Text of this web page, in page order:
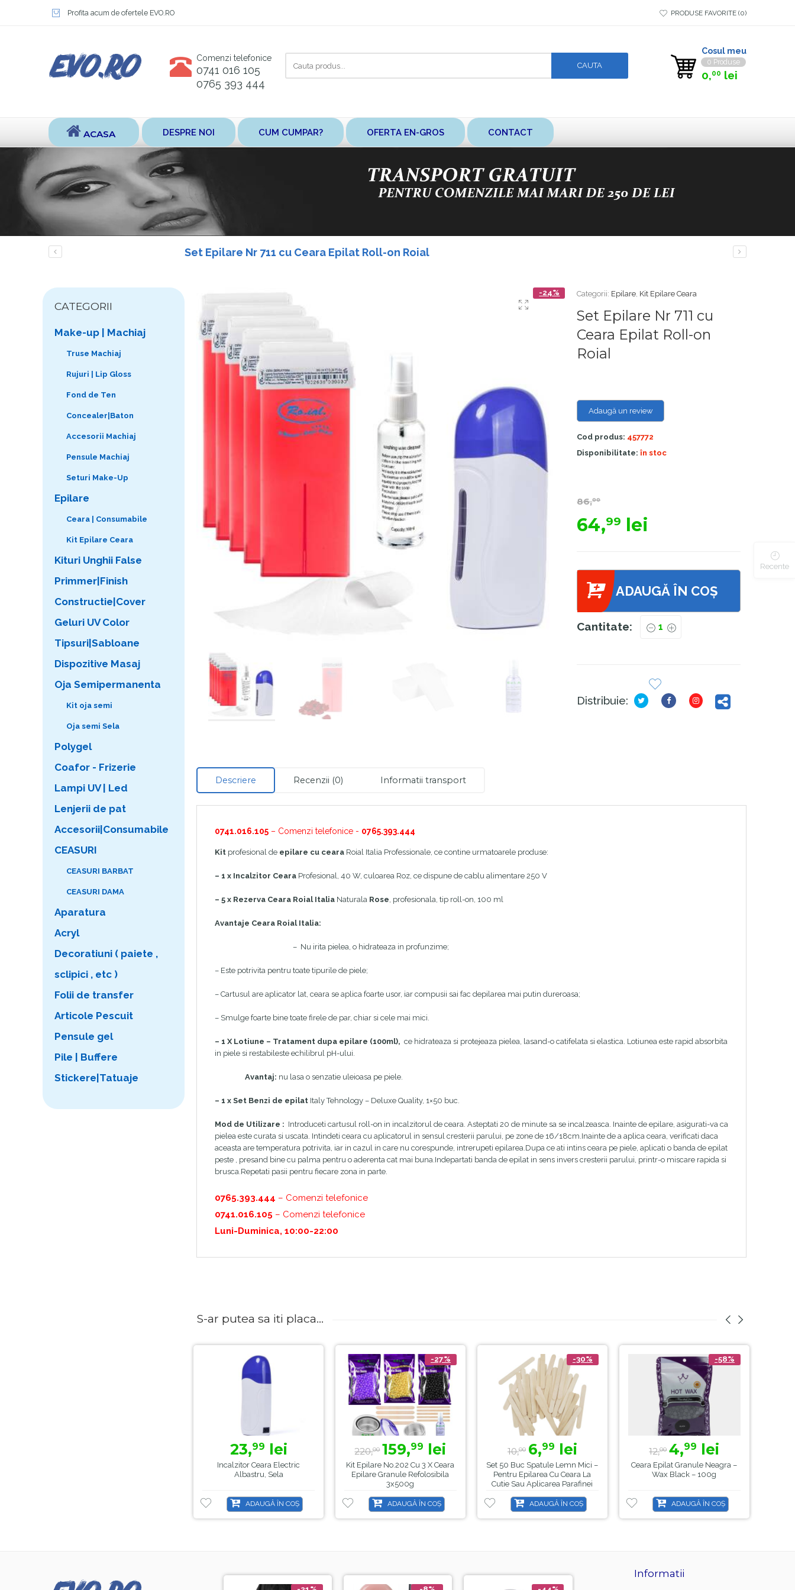
Profita acum de ofertele EVO.RO PRODUSE FAVORITE 0
Comenzi telefonice
0741 016 105
0765 393 444
aici
Cosul meu
0 Produse
0,00 lei
ACASA DESPRE NOI CUM CUMPAR? OFERTA EN-GROS CONTACT
Set Epilare Nr 711 cu Ceara Epilat Roll-on Roial
-24% Categorii: Epilare, Kit Epilare Ceara
Set Epilare Nr 711 cu
Ceara Epilat Roll-on
Roial
Adaugă un review
Cod produs: 457772
Disponibilitate: în stoc
86,00
64,99 lei
ADAUGĂ ÎN COȘ
Cantitate:
Distribuie:
Descriere Recenzii (0) Informatii transport
0741.016.105 – Comenzi telefonice - 0765.393.444
Kit profesional de epilare cu ceara Roial Italia Professionale, ce contine urmatoarele produse:
– 1 x Incalzitor Ceara Profesional, 40 W, culoarea Roz, ce dispune de cablu alimentare 250 V
– 5 x Rezerva Ceara RoialItalia Naturala Rose , profesionala, tip roll-on, 100 ml
Avantaje Ceara Roial Italia:
– Nu irita pielea, o hidrateaza in profunzime;
– Este potrivita pentru toate tipurile de piele;
– Cartusul are aplicator lat, ceara se aplica foarte usor, iar compusii sai fac depilarea mai putin dureroasa;
– Smulge foarte bine toate firele de par, chiar si cele mai mici.
– 1 X Lotiune – Tratament dupa epilare (100ml), ce hidrateaza si protejeaza pielea, lasand-o catifelata si elastica. Lotiunea este rapid absorbita
in piele si restabileste echilibrul pH-ului.
Avantaj: nu lasa o senzatie uleioasa pe piele.
– 1 x Set Benzi de epilat Italy Tehnology – Deluxe Quality, 1×50 buc.
Mod de Utilizare : Introduceti cartusul roll-on in incalzitorul de ceara. Asteptati 20 de minute sa se incalzeasca. Inainte de epilare, asigurati-va ca
pielea este curata si uscata. Intindeti ceara cu aplicatorul in sensul cresterii parului, pe zone de 16/18cm.Inainte de a aplica ceara, verificati daca
aceasta are temperatura potrivita, iar in cazul in care nu corespunde, intrerupeti epilarea.Dupa ce ati intins ceara pe piele, aplicati o banda de epilat
peste , presand bine cu palma pentru o aderenta cat mai buna.Indepartati banda de epilat in sens invers cresterii parului, printr-o miscare rapida si
brusca.Repetati pasii pentru fiecare zona in parte.
0765.393.444 – Comenzi telefonice
0741.016.105 – Comenzi telefonice
Luni-Duminica, 10:00-22:00
S-ar putea sa iti placa...
23,99 lei
Incalzitor Ceara Electric
Albastru, Sela
ADAUGĂ ÎN COȘ
-27%
220,00 159,99 lei
Kit Epilare No.202 Cu 3 X Ceara
Epilare Granule Refolosibila
3x500g
ADAUGĂ ÎN COȘ
-30%
10,00 6,99 lei
Set 50 Buc Spatule Lemn Mici –
Pentru Epilarea Cu Ceara La
Cutie Sau Aplicarea Parafinei
ADAUGĂ ÎN COȘ
-58%
12,00 4,99 lei
Ceara Epilat Granule Neagra –
Wax Black – 100g
ADAUGĂ ÎN COȘ
CATEGORII
Make-up | Machiaj
Truse Machiaj
Rujuri | Lip Gloss
Fond de Ten
Concealer|Baton
Accesorii Machiaj
Pensule Machiaj
Seturi Make-Up
Epilare
Ceara | Consumabile
Kit Epilare Ceara
Kituri Unghii False
Primmer|Finish
Constructie|Cover
Geluri UV Color
Tipsuri|Sabloane
Dispozitive Masaj
Oja Semipermanenta
Kit oja semi
Oja semi Sela
Polygel
Coafor - Frizerie
Lampi UV | Led
Lenjerii de pat
Accesorii|Consumabile
CEASURI
CEASURI BARBAT
CEASURI DAMA
Aparatura
Acryl
Decoratiuni ( paiete ,
sclipici , etc )
Folii de transfer
Articole Pescuit
Pensule gel
Pile | Buffere
Stickere|Tatuaje
Informatii
Recente